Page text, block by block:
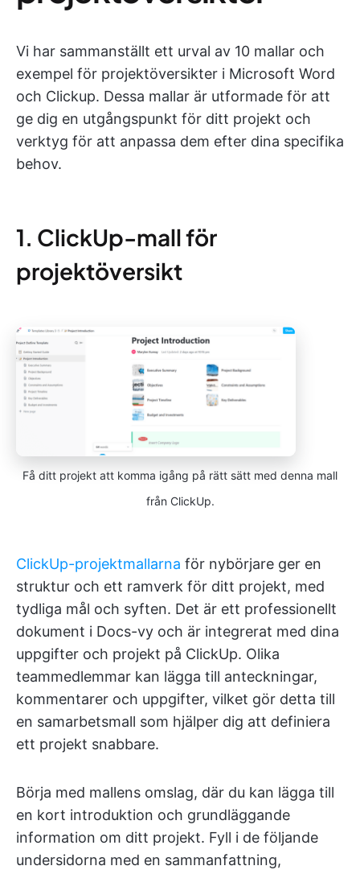
Vi har sammanställt ett urval av 10 mallar och
exempel för projektöversikter i Microsoft Word
och Clickup. Dessa mallar är utformade för att
ge dig en utgångspunkt för ditt projekt och
verktyg för att anpassa dem efter dina specifika
behov.
1. ClickUp-mall för
projektöversikt
Få ditt projekt att komma igång på rätt sätt med denna mall
från ClickUp.
ClickUp-projektmallarna för nybörjare ger en
struktur och ett ramverk för ditt projekt, med
tydliga mål och syften. Det är ett professionellt
dokument i Docs-vy och är integrerat med dina
uppgifter och projekt på ClickUp. Olika
teammedlemmar kan lägga till anteckningar,
kommentarer och uppgifter, vilket gör detta till
en samarbetsmall som hjälper dig att definiera
ett projekt snabbare.
Börja med mallens omslag, där du kan lägga till
en kort introduktion och grundläggande
information om ditt projekt. Fyll i de följande
undersidorna med en sammanfattning,